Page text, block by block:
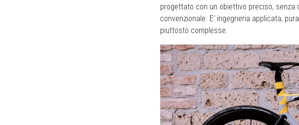
progettato con un obiettivo preciso, senza
convenzionale. E’ ingegneria applicata,
piuttosto complesse.